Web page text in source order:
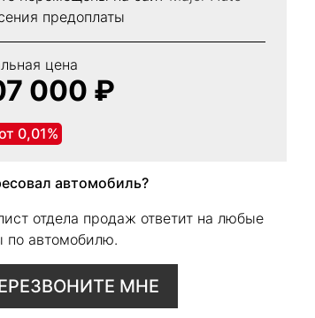
предоплаты
цена
000 ₽
0,01%
автомобиль?
отдела продаж ответит на любые
по автомобилю.
МНЕ